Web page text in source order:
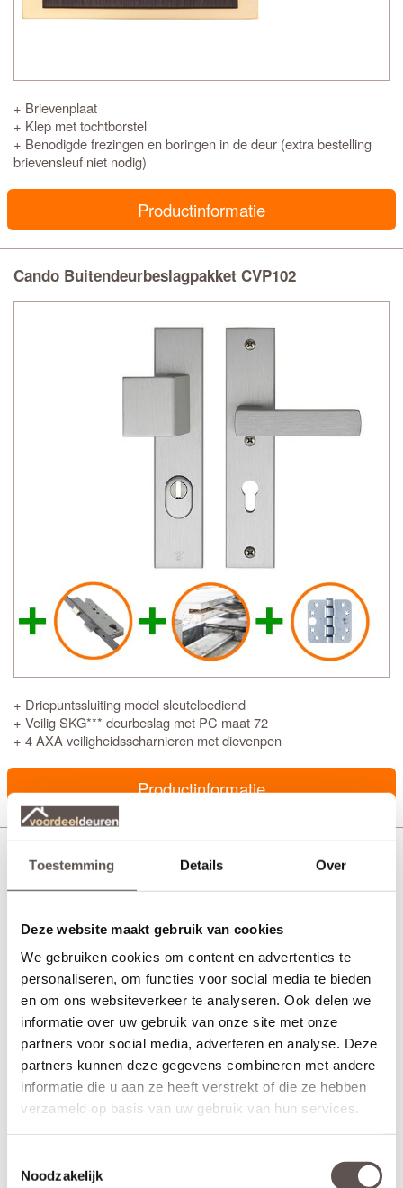
Toestemming Details Over
Deze website maakt gebruik van cookies
We gebruiken cookies om content en advertenties te
personaliseren, om functies voor social media te bieden
en om ons websiteverkeer te analyseren. Ook delen we
informatie over uw gebruik van onze site met onze
partners voor social media, adverteren en analyse. Deze
partners kunnen deze gegevens combineren met andere
informatie die u aan ze heeft verstrekt of die ze hebben
verzameld op basis van uw gebruik van hun services.
Noodzakelijk
+ Brievenplaat
+ Klep met tochtborstel
+ Benodigde frezingen en boringen in de deur (extra bestelling
brievensleuf niet nodig)
Productinformatie
Cando Buitendeurbeslagpakket CVP102
+ Driepuntssluiting model sleutelbediend
+ Veilig SKG*** deurbeslag met PC maat 72
+ 4 AXA veiligheidsscharnieren met dievenpen
Productinformatie
Cando Buitendeurbeslagpakket CVP103